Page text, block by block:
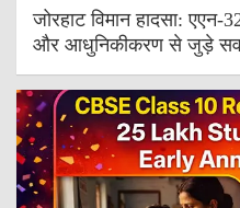
जोरहाट विमान हादसा: एएन-
और आधुनिकीकरण से जुड़े